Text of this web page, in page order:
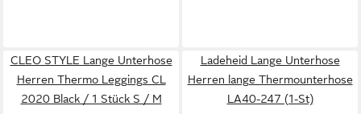
CLEO STYLE Lange Unterhose
Herren Thermo Leggings CL
2020 Black / 1 Stück S / M
Ladeheid Lange Unterhose
Herren lange Thermounterhose
LA40-247 (1-St)